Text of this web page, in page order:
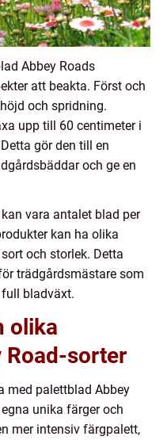
Abbey Roads
att beakta. Först och
och spridning.
upp till 60 centimeter i
gör den till en
och ge en
vara antalet blad per
kan ha olika
och storlek. Detta
trädgårdsmästare som
bladväxt.
olika
Road-sorter
med palettblad Abbey
unika färger och
mer intensiv färgpalett,